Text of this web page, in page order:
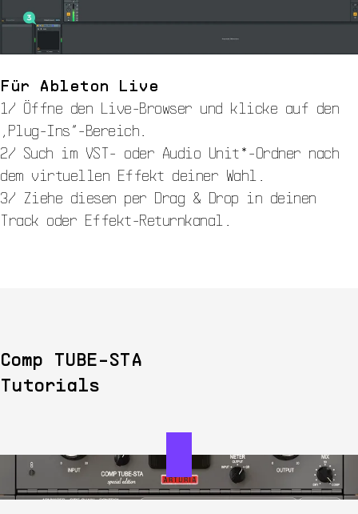
Für Ableton Live
1/ Öffne den Live-Browser und klicke auf den
„Plug-Ins“-Bereich.
2/ Such im VST- oder Audio Unit*-Ordner nach
dem virtuellen Effekt deiner Wahl.
3/ Ziehe diesen per Drag & Drop in deinen
Track oder Effekt-Returnkanal.
Comp TUBE-STA
Tutorials